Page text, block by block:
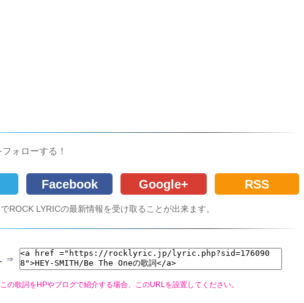
ォローする！
Facebook Google+ RSS
ROCK LYRICの最新情報を受け取ることが出来ます。
⇒
の歌詞をHPやブログで紹介する場合、このURLを設置してください。